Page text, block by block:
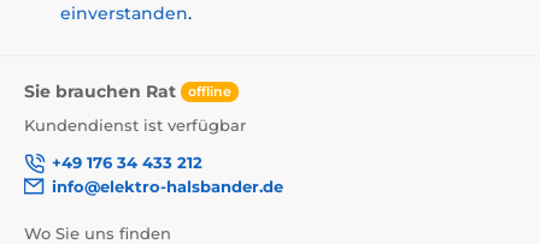
einverstanden.
Sie brauchen Rat offline
Kundendienst ist verfügbar
+49 176 34 433 212
info@elektro-halsbander.de
Wo Sie uns finden